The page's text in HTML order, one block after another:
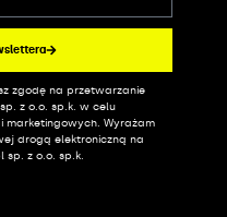
zgodę na przetwarzanie
z o.o. sp.k. w celu
Wyrażam
drogą elektroniczną na
z o.o. sp.k.